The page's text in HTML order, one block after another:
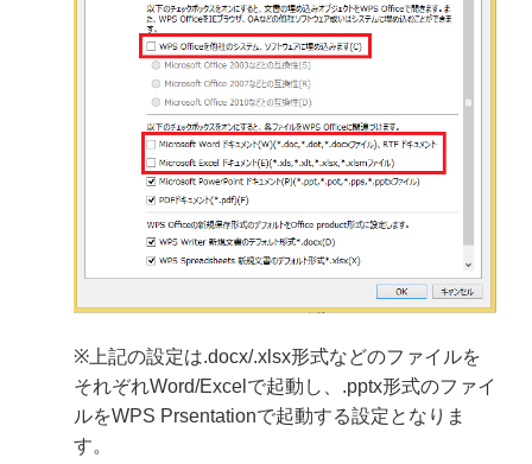
※上記の設定は.docx/.xlsx形式などのファイルを
それぞれWord/Excelで起動し、.pptx形式のファイ
ルをWPS Prsentationで起動する設定となりま
す。